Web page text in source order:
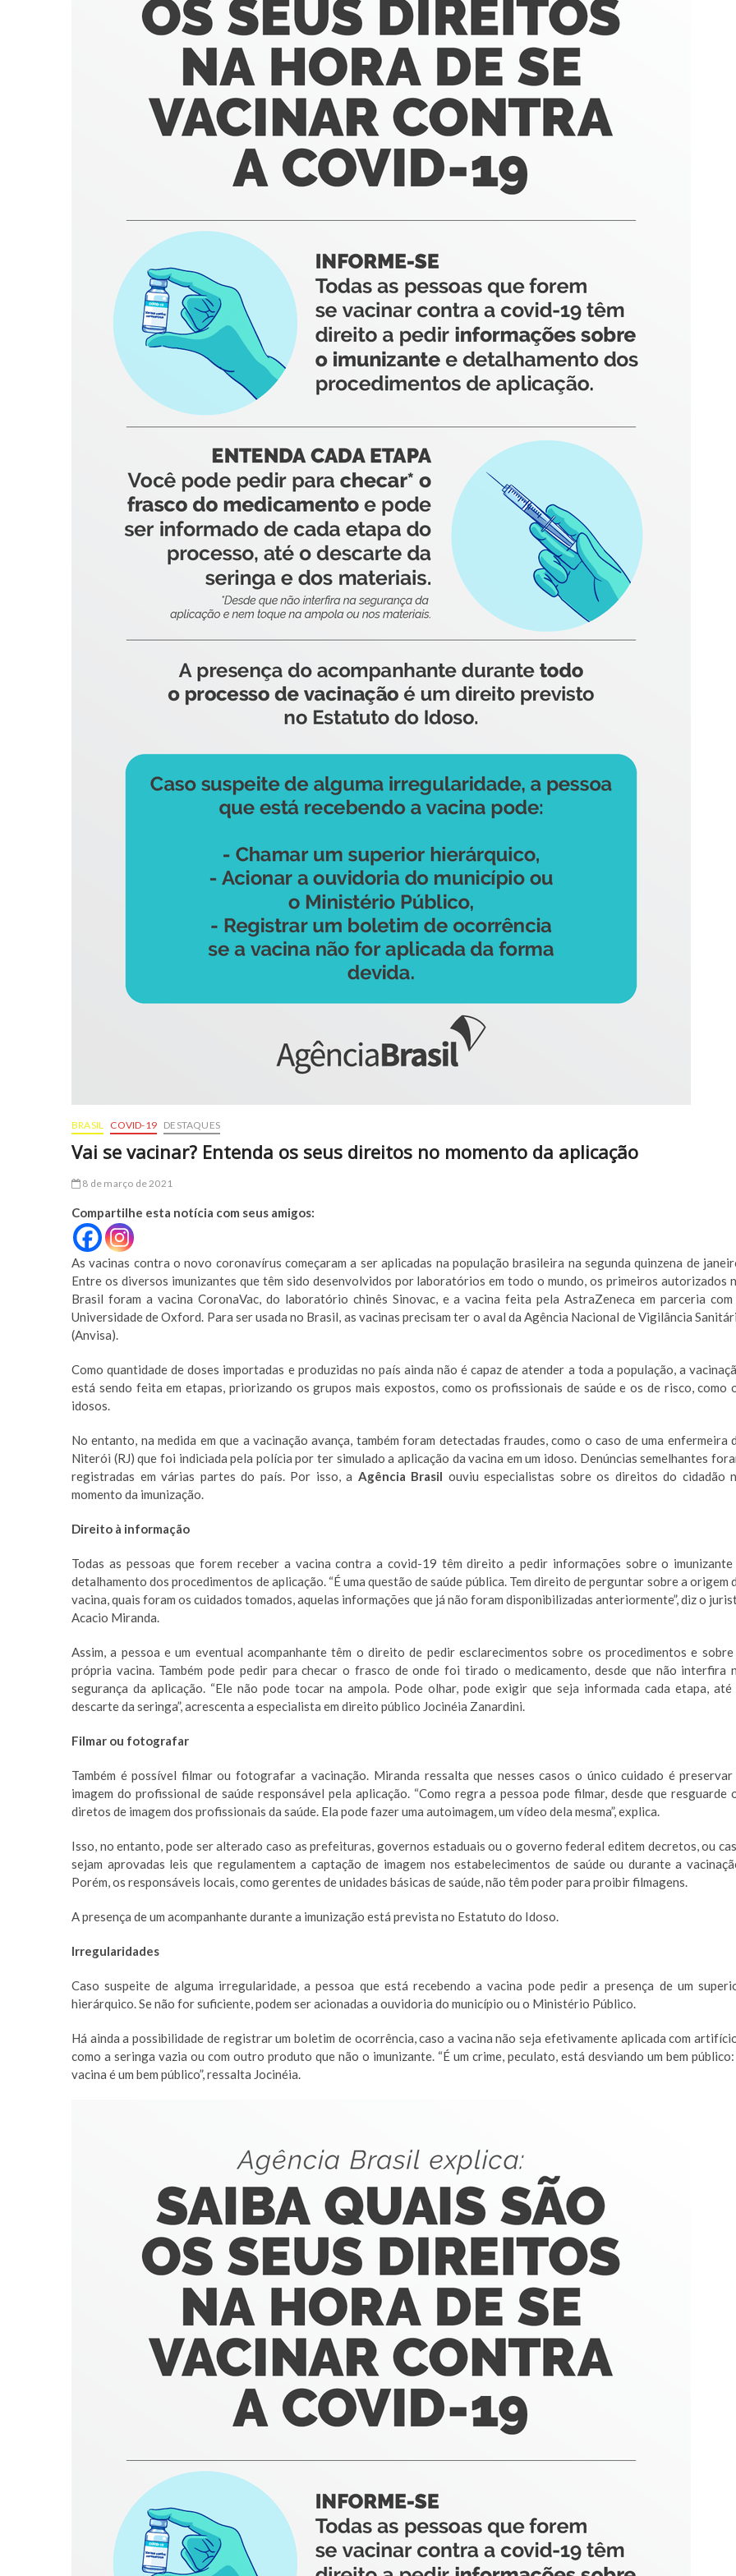
BRASIL COVID-19 DESTAQUES
Vai se vacinar? Entenda os seus direitos no momento da aplicação
8 de março de 2021
Compartilhe esta notícia com seus amigos:
As vacinas contra o novo coronavírus começaram a ser aplicadas na população brasileira na segunda quinzena de
Entre os diversos imunizantes que têm sido desenvolvidos por laboratórios em todo o mundo, os primeiros autorizados
Brasil foram a vacina CoronaVac, do laboratório chinês Sinovac, e a vacina feita pela AstraZeneca em parceria com
Universidade de Oxford. Para ser usada no Brasil, as vacinas precisam ter o aval da Agência Nacional de Vigilância
(Anvisa).
Como quantidade de doses importadas e produzidas no país ainda não é capaz de atender a toda a população, a
está sendo feita em etapas, priorizando os grupos mais expostos, como os profissionais de saúde e os de risco, como
idosos.
No entanto, na medida em que a vacinação avança, também foram detectadas fraudes, como o caso de uma enfermeira
Niterói (RJ) que foi indiciada pela polícia por ter simulado a aplicação da vacina em um idoso. Denúncias semelhantes
registradas em várias partes do país. Por isso, a Agência Brasil ouviu especialistas sobre os direitos do cidadão
momento da imunização.
Direito à informação
Todas as pessoas que forem receber a vacina contra a covid-19 têm direito a pedir informações sobre o imunizante
detalhamento dos procedimentos de aplicação. “É uma questão de saúde pública. Tem direito de perguntar sobre a origem
vacina, quais foram os cuidados tomados, aquelas informações que já não foram disponibilizadas anteriormente”, diz o
Acacio Miranda.
Assim, a pessoa e um eventual acompanhante têm o direito de pedir esclarecimentos sobre os procedimentos e sobre
própria vacina. Também pode pedir para checar o frasco de onde foi tirado o medicamento, desde que não interfira
segurança da aplicação. “Ele não pode tocar na ampola. Pode olhar, pode exigir que seja informada cada etapa, até
descarte da seringa”, acrescenta a especialista em direito público Jocinéia Zanardini.
Filmar ou fotografar
Também é possível filmar ou fotografar a vacinação. Miranda ressalta que nesses casos o único cuidado é preservar
imagem do profissional de saúde responsável pela aplicação. “Como regra a pessoa pode filmar, desde que resguarde
diretos de imagem dos profissionais da saúde. Ela pode fazer uma autoimagem, um vídeo dela mesma”, explica.
Isso, no entanto, pode ser alterado caso as prefeituras, governos estaduais ou o governo federal editem decretos, ou
sejam aprovadas leis que regulamentem a captação de imagem nos estabelecimentos de saúde ou durante a
Porém, os responsáveis locais, como gerentes de unidades básicas de saúde, não têm poder para proibir filmagens.
A presença de um acompanhante durante a imunização está prevista no Estatuto do Idoso.
Irregularidades
Caso suspeite de alguma irregularidade, a pessoa que está recebendo a vacina pode pedir a presença de um
hierárquico. Se não for suficiente, podem ser acionadas a ouvidoria do município ou o Ministério Público.
Há ainda a possibilidade de registrar um boletim de ocorrência, caso a vacina não seja efetivamente aplicada com
como a seringa vazia ou com outro produto que não o imunizante. “É um crime, peculato, está desviando um bem público:
vacina é um bem público”, ressalta Jocinéia.